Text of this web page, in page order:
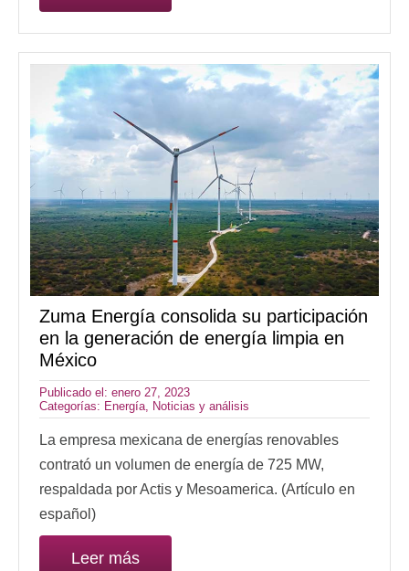
Zuma Energía consolida su participación
en la generación de energía limpia en
México
Publicado el: enero 27, 2023
Categorías: Energía, Noticias y análisis
La empresa mexicana de energías renovables
contrató un volumen de energía de 725 MW,
respaldada por Actis y Mesoamerica. (Artículo en
español)
Leer más